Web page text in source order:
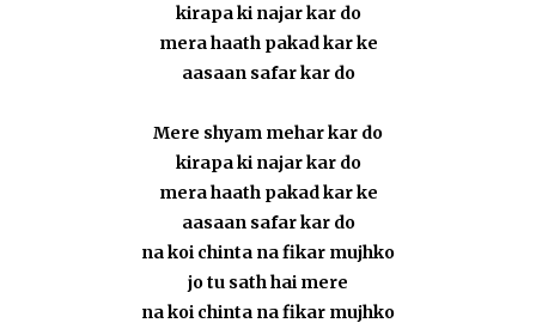
kirapa ki najar kar do
mera haath pakad kar ke
aasaan safar kar do
Mere shyam mehar kar do
kirapa ki najar kar do
mera haath pakad kar ke
aasaan safar kar do
na koi chinta na fikar mujhko
jo tu sath hai mere
na koi chinta na fikar mujhko